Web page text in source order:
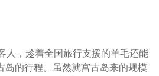
人，趁着全国旅行支援的羊毛还能
岛的行程。虽然就宫古岛来的规模